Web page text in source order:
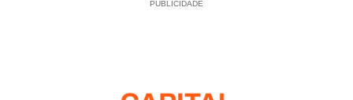
PUBLICIDADE